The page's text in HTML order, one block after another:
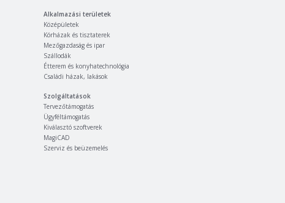
Alkalmazási területek
Középületek
Kórházak és tisztaterek
Mezőgazdaság és ipar
Szállodák
Étterem és konyhatechnológia
Családi házak, lakások
Szolgáltatások
Tervezőtámogatás
Ügyféltámogatás
Kiválasztó szoftverek
MagiCAD
Szerviz és beüzemelés